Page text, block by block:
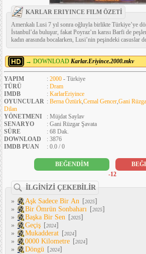
KARLAR ERIYINCE FILM ÖZETİ
Amerıkalı Lusi 7 yıl sonra oğluyla birlikte Türkiye’ye
İstanbul’da buluşur, fakat Poyraz’ın karısı Barfi de
kadın arasında bocalarken, Lusi’nin peşindeki casuslar
→ DOWNLOAD Karlar.Eriyince.2000.mkv
YAPIM : 2000 - Türkiye
TÜRÜ
: Dram
IMDB
: KarlarEriyince
OYUNCULAR : Berna Öztürk Cemal Gencer Gani
Dilan
YÖNETMENI
: Müjdat Saylav
SENARYO
: Gani Rüzgar Şavata
SÜRE
: 68 Dak.
DOWNLOAD
: 3876
IMDB PUAN
: 0.0 / 0
BEĞENDİM
-12
İLGİNİZİ ÇEKEBİLİR
»
Aşk Sadece Bir An [2025]
»
Bir Ömrün Sonbaharı [2025]
»
Başka Bir Sen [2025]
»
Geçiş [2024]
»
Mukadderat [2024]
»
0000 Kilometre [2024]
»
Döngü [2024]